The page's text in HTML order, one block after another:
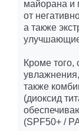
майорана и
от
а также
Кроме того,
также
(диоксид
(SPF50+ /